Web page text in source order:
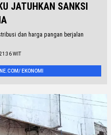
JATUHKAN SANKSI
dan harga pangan berjalan
WIT
EKONOMI